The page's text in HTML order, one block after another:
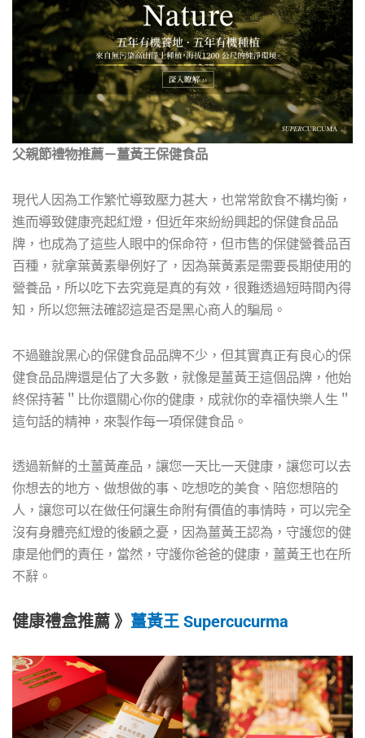
父親節禮物推薦－薑黃王保健食品
現代人因為工作繁忙導致壓力甚大，也常常飲食不構均衡，
進而導致健康亮起紅燈，但近年來紛紛興起的保健食品品
牌，也成為了這些人眼中的保命符，但市售的保健營養品百
百種，就拿葉黃素舉例好了，因為葉黃素是需要長期使用的
營養品，所以吃下去究竟是真的有效，很難透過短時間內得
知，所以您無法確認這是否是黑心商人的騙局。
不過雖說黑心的保健食品品牌不少，但其實真正有良心的保
健食品品牌還是佔了大多數，就像是薑黃王這個品牌，他始
終保持著＂比你還關心你的健康，成就你的幸福快樂人生＂
這句話的精神，來製作每一項保健食品。
透過新鮮的土薑黃產品，讓您一天比一天健康，讓您可以去
你想去的地方、做想做的事、吃想吃的美食、陪您想陪的
人，讓您可以在做任何讓生命附有價值的事情時，可以完全
沒有身體亮紅燈的後顧之憂，因為薑黃王認為，守護您的健
康是他們的責任，當然，守護你爸爸的健康，薑黃王也在所
不辭。
健康禮盒推薦 》 薑黃王 Supercucurma